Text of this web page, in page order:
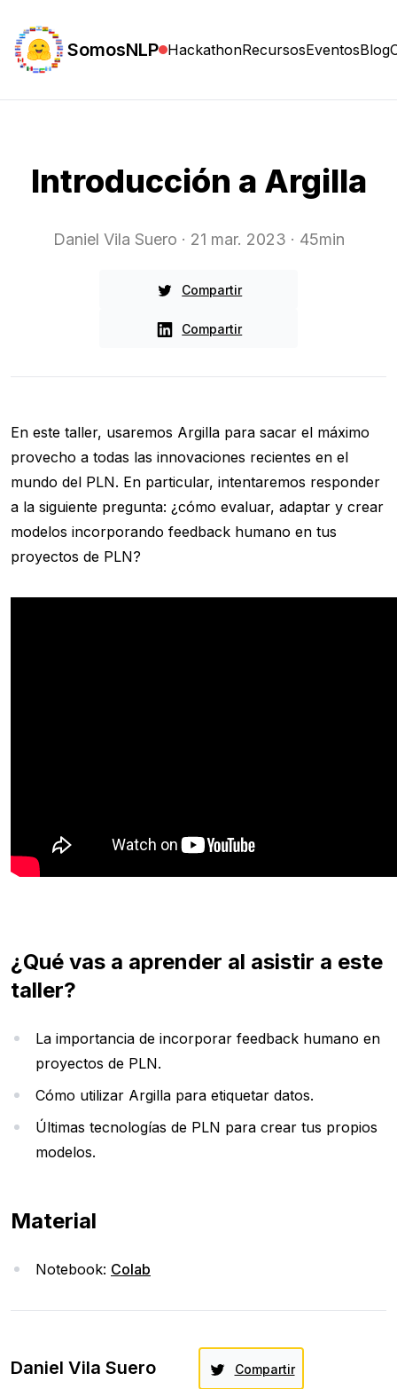
SomosNLP HackathonRecursosEventosBlog
Introducción a Argilla
Daniel Vila Suero · 21 mar. 2023 · 45min
Compartir
Compartir
En este taller, usaremos Argilla para sacar el máximo
provecho a todas las innovaciones recientes en el
mundo del PLN. En particular, intentaremos responder
a la siguiente pregunta: ¿cómo evaluar, adaptar y crear
modelos incorporando feedback humano en tus
proyectos de PLN?
¿Qué vas a aprender al asistir a este
taller?
La importancia de incorporar feedback humano en
proyectos de PLN.
Cómo utilizar Argilla para etiquetar datos.
Últimas tecnologías de PLN para crear tus propios
modelos.
Material
Notebook: Colab
Daniel Vila Suero Compartir